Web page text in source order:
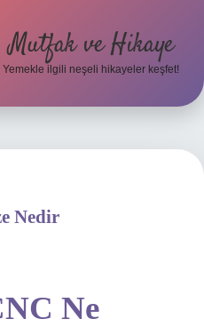
Mutfak ve Hikaye
Yemekle ilgili neşeli hikayeler keşfet!
Nedir
Ne